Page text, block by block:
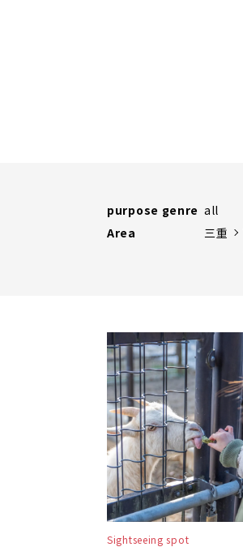
purpose genre all
Area
三重
Sightseeing spot